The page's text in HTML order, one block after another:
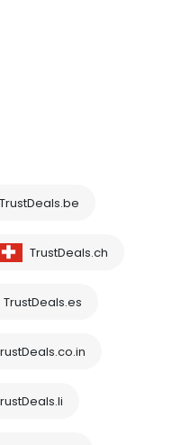
TrustDeals.be
TrustDeals.ch
TrustDeals.es